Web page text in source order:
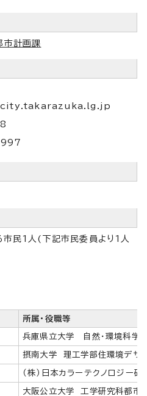
計画課
市民1人(下記市民委員より1人
所属・役職等
兵庫県立大学 自然・環境科学
摂南大学 理工学部住環境デザ
（株）日本カラーテクノロジー
大阪公立大学 工学研究科都市